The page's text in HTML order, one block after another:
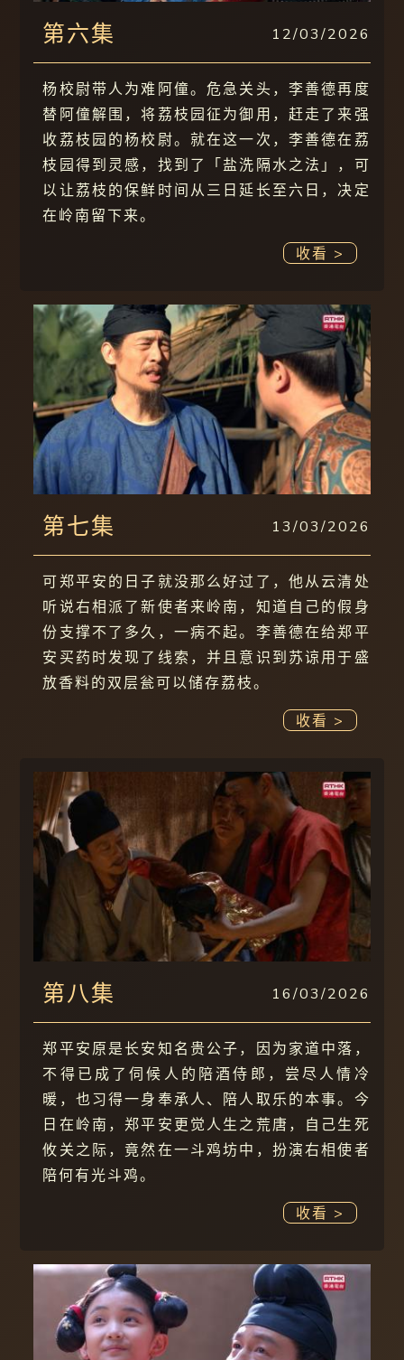
第六集 12/03/2026
杨校尉带人为难阿僮。危急关头，李善德再度
替阿僮解围，将荔枝园征为御用，赶走了来强
收荔枝园的杨校尉。就在这一次，李善德在荔
枝园得到灵感，找到了「盐洗隔水之法」，可
以让荔枝的保鲜时间从三日延长至六日，决定
在岭南留下来。
收看 >
第七集 13/03/2026
可郑平安的日子就没那么好过了，他从云清处
听说右相派了新使者来岭南，知道自己的假身
份支撑不了多久，一病不起。李善德在给郑平
安买药时发现了线索，并且意识到苏谅用于盛
放香料的双层瓮可以储存荔枝。
收看 >
第八集 16/03/2026
郑平安原是长安知名贵公子，因为家道中落，
不得已成了伺候人的陪酒侍郎，尝尽人情冷
暖，也习得一身奉承人、陪人取乐的本事。今
日在岭南，郑平安更觉人生之荒唐，自己生死
攸关之际，竟然在一斗鸡坊中，扮演右相使者
陪何有光斗鸡。
收看 >